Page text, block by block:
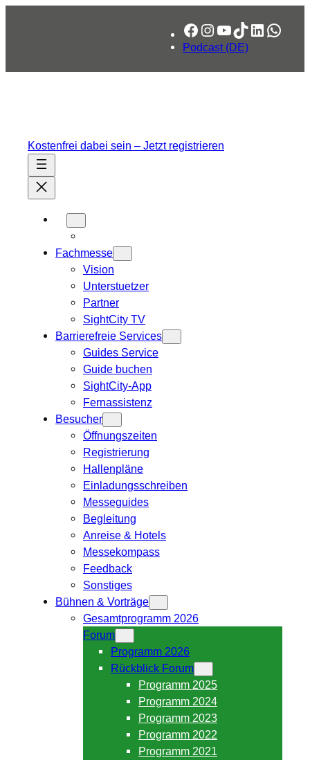
Facebook
Instagram
YouTube
TikTok
LinkedIn
Podcast (DE)
Kostenfrei dabei sein – Jetzt registrieren
Fachmesse
Vision
Unterstuetzer
Partner
SightCity TV
Barrierefreie Services
Guides Service
Guide buchen
SightCity-App
Fernassistenz
Besucher
Öffnungszeiten
Registrierung
Hallenpläne
Einladungsschreiben
Messeguides
Begleitung
Anreise & Hotels
Messekompass
Feedback
Sonstiges
Bühnen & Vorträge
Gesamtprogramm 2026
Forum
Programm 2026
Rückblick Forum
Programm 2025
Programm 2024
Programm 2023
Programm 2022
Programm 2021